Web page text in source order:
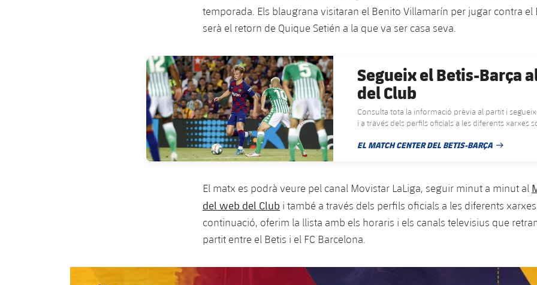
temporada. Els blaugrana visitaran el Benito Villamarín per jugar contra el
serà el retorn de Quique Setién a la que va ser casa seva.
FC Barcelona club badge
Segueix el Betis-Barça
del Club
Consulta tota la informació prèvia al partit i
i a través dels perfils oficials a les diferents xarxes
EL MATCH CENTER DEL BETIS-BARÇA
DATA DE PUBLICACIÓ
El matx es podrà veure pel canal Movistar LaLiga, seguir minut a minut al
del web del Club i també a través dels perfils oficials a les diferents
continuació, oferim la llista amb els horaris i els canals televisius que
partit entre el Betis i el FC Barcelona.